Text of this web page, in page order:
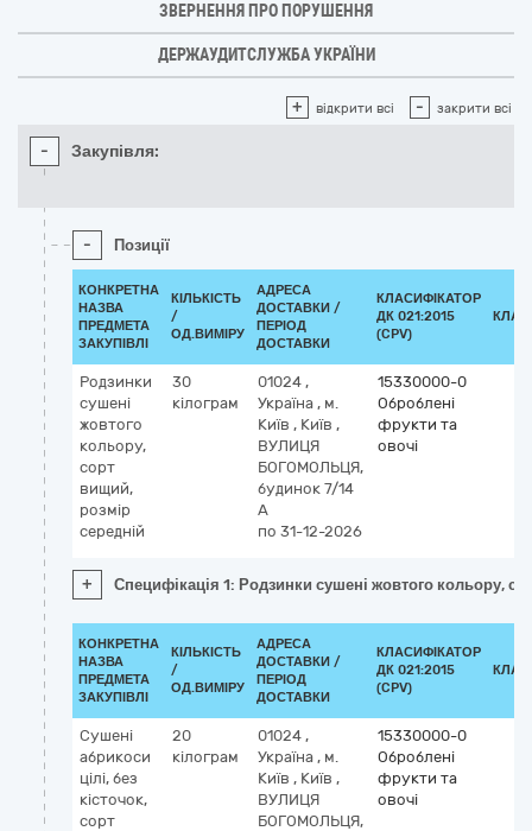
ЗВЕРНЕННЯ ПРО ПОРУШЕННЯ
ДЕРЖАУДИТСЛУЖБА УКРАЇНИ
+ відкрити всі - закрити всі
- Закупівля:
- Позиції
КОНКРЕТНА
НАЗВА
ПРЕДМЕТА
ЗАКУПІВЛІ
КІЛЬКІСТЬ
/
ОД.ВИМІРУ
АДРЕСА
ДОСТАВКИ /
ПЕРІОД
ДОСТАВКИ
КЛАСИФІКАТОР
ДК 021:2015
(CPV)
Родзинки
сушені
жовтого
кольору,
сорт
вищий,
розмір
середній
30
кілограм
01024 ,
Україна , м.
Київ , Київ ,
ВУЛИЦЯ
БОГОМОЛЬЦЯ,
будинок 7/14
А
по 31-12-2026
15330000-0
Оброблені
фрукти та
овочі
+ Специфікація 1: Родзинки сушені жовтого кольору,
КОНКРЕТНА
НАЗВА
ПРЕДМЕТА
ЗАКУПІВЛІ
КІЛЬКІСТЬ
/
ОД.ВИМІРУ
АДРЕСА
ДОСТАВКИ /
ПЕРІОД
ДОСТАВКИ
КЛАСИФІКАТОР
ДК 021:2015
(CPV)
Сушені
абрикоси
цілі, без
кісточок,
сорт
20
кілограм
01024 ,
Україна , м.
Київ , Київ ,
ВУЛИЦЯ
БОГОМОЛЬЦЯ,
15330000-0
Оброблені
фрукти та
овочі